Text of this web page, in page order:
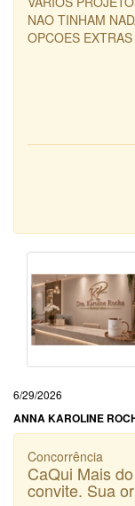
NAO TINHAM
OPCOES
6/29/2026
ANNA KAROLINE
Concorrência
CaQui Mais
convite. Sua